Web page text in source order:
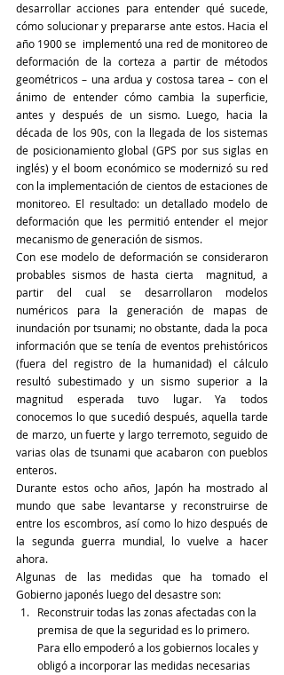
desarrollar acciones para entender qué sucede,
cómo solucionar y prepararse ante estos. Hacia el
año 1900 se  implementó una red de monitoreo de
deformación de la corteza a partir de métodos
geométricos – una ardua y costosa tarea – con el
ánimo de entender cómo cambia la superficie,
antes y después de un sismo. Luego, hacia la
década de los 90s, con la llegada de los sistemas
de posicionamiento global (GPS por sus siglas en
inglés) y el boom económico se modernizó su red
con la implementación de cientos de estaciones de
monitoreo. El resultado: un detallado modelo de
deformación que les permitió entender el mejor
mecanismo de generación de sismos.
Con ese modelo de deformación se consideraron
probables sismos de hasta cierta  magnitud, a
partir del cual se desarrollaron modelos
numéricos para la generación de mapas de
inundación por tsunami; no obstante, dada la poca
información que se tenía de eventos prehistóricos
(fuera del registro de la humanidad) el cálculo
resultó subestimado y un sismo superior a la
magnitud esperada tuvo lugar. Ya todos
conocemos lo que sucedió después, aquella tarde
de marzo, un fuerte y largo terremoto, seguido de
varias olas de tsunami que acabaron con pueblos
enteros.
Durante estos ocho años, Japón ha mostrado al
mundo que sabe levantarse y reconstruirse de
entre los escombros, así como lo hizo después de
la segunda guerra mundial, lo vuelve a hacer
ahora.
Algunas de las medidas que ha tomado el
Gobierno japonés luego del desastre son:
Reconstruir todas las zonas afectadas con la
premisa de que la seguridad es lo primero.
Para ello empoderó a los gobiernos locales y
obligó a incorporar las medidas necesarias